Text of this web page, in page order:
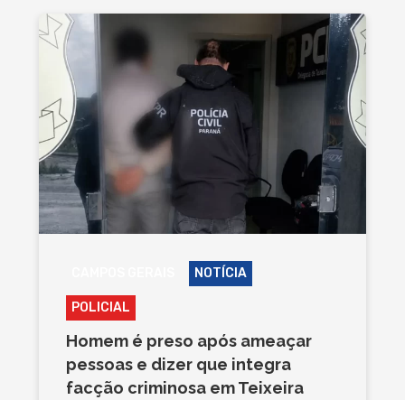
NOTÍCIA
POLICIAL
Homem é preso após ameaçar
pessoas e dizer que integra
facção criminosa em Teixeira